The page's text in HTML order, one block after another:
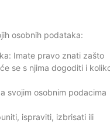
osobnih podataka:
Imate pravo znati zašto
se s njima dogoditi i
svojim osobnim podacima
ispraviti, izbrisati ili